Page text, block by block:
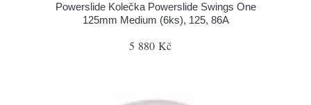
Powerslide Kolečka Powerslide Swings One
125mm Medium (6ks), 125, 86A
5 880 Kč